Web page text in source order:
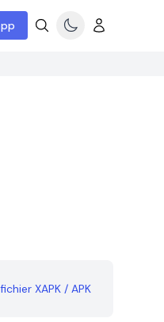
XAPK / APK